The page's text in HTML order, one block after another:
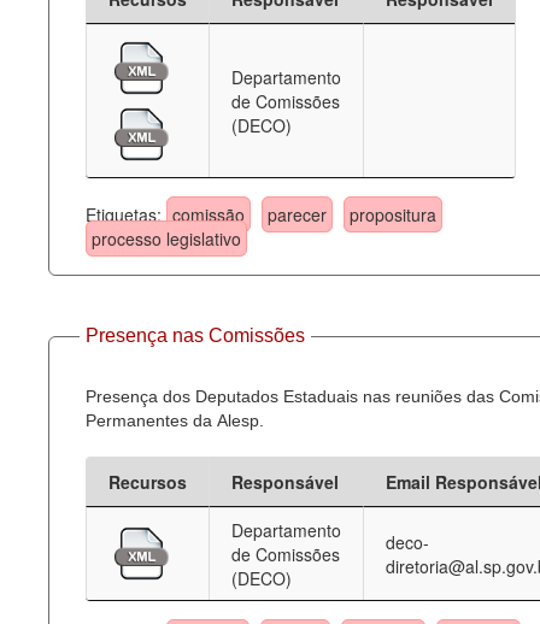
Departamento
de Comissões
(DECO)
Etiquetas: comissão parecer
propositura
processo legislativo
Presença nas Comissões
Presença dos Deputados Estaduais nas reuniões das
Permanentes da Alesp.
Recursos Responsável
Email
Departamento
de Comissões
(DECO)
deco-